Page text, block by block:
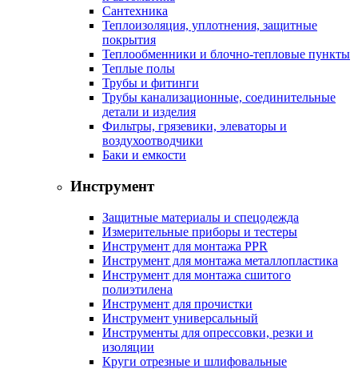
Сантехника
Теплоизоляция, уплотнения, защитные
покрытия
Теплообменники и блочно-тепловые пункты
Теплые полы
Трубы и фитинги
Трубы канализационные, соединительные
детали и изделия
Фильтры, грязевики, элеваторы и
воздухоотводчики
Баки и емкости
Инструмент
Защитные материалы и спецодежда
Измерительные приборы и тестеры
Инструмент для монтажа PPR
Инструмент для монтажа металлопластика
Инструмент для монтажа сшитого
полиэтилена
Инструмент для прочистки
Инструмент универсальный
Инструменты для опрессовки, резки и
изоляции
Круги отрезные и шлифовальные